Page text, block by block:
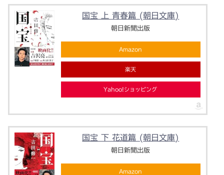
国宝 上 青春篇 (朝日文庫)
朝日新聞出版
Amazon
楽天
Yahoo!ショッピング
国宝 下 花道篇 (朝日文庫)
朝日新聞出版
Amazon